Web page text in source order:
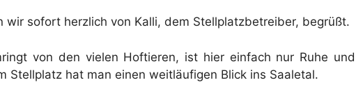
wir sofort herzlich von Kalli, dem Stellplatzbetreiber, begrüßt.
von den vielen Hoftieren, ist hier einfach nur Ruhe und
Stellplatz hat man einen weitläufigen Blick ins Saaletal.